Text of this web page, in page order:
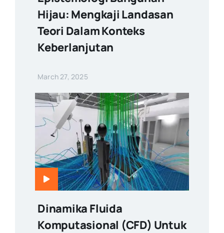
Hijau: Mengkaji Landasan
Teori Dalam Konteks
Keberlanjutan
March 27, 2025
Dinamika Fluida
Komputasional (CFD) Untuk